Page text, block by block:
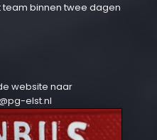
binnen twee dagen
website naar
elst.nl